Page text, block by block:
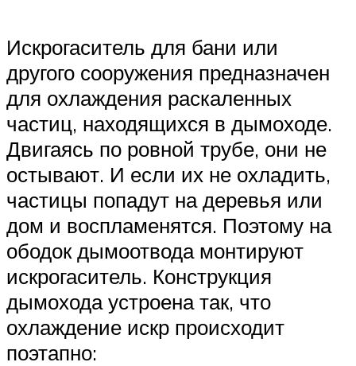
Искрогаситель для бани или
другого сооружения предназначен
для охлаждения раскаленных
частиц, находящихся в дымоходе.
Двигаясь по ровной трубе, они не
остывают. И если их не охладить,
частицы попадут на деревья или
дом и воспламенятся. Поэтому на
ободок дымоотвода монтируют
искрогаситель. Конструкция
дымохода устроена так, что
охлаждение искр происходит
поэтапно: